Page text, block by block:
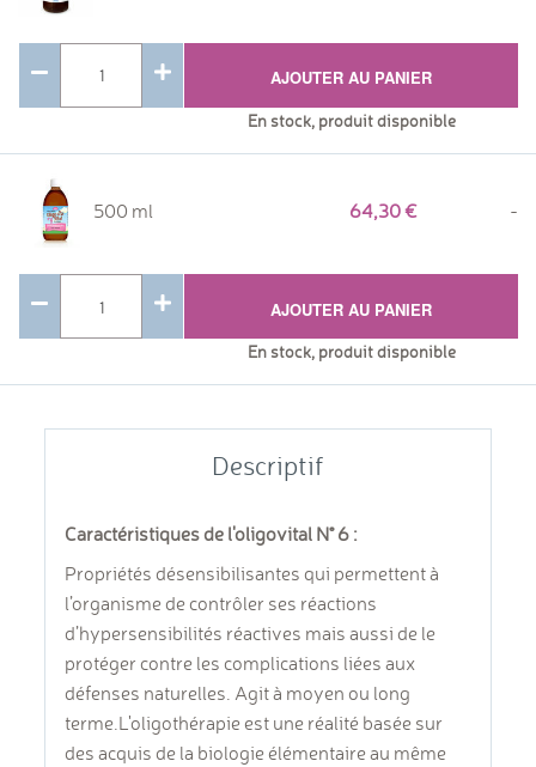
AJOUTER AU PANIER
En stock, produit disponible
500 ml 64,30 -
AJOUTER AU PANIER
En stock, produit disponible
Descriptif
Caractéristiques de l'oligovital N° 6 :
Propriétés désensibilisantes qui permettent à
l’organisme de contrôler ses réactions
d’hypersensibilités réactives mais aussi de le
protéger contre les complications liées aux
défenses naturelles. Agit à moyen ou long
terme.L'oligothérapie est une réalité basée sur
des acquis de la biologie élémentaire au même